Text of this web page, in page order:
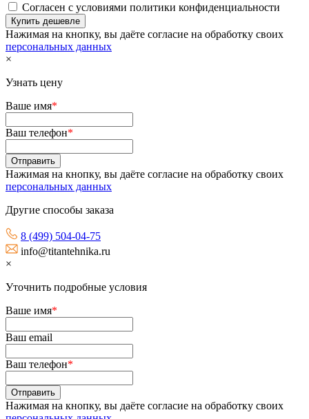
Согласен с условиями политики конфиденциальности
Нажимая на кнопку, вы даёте согласие на обработку своих
персональных данных
×
Узнать цену
Ваше имя*
Ваш телефон*
Нажимая на кнопку, вы даёте согласие на обработку своих
персональных данных
Другие способы заказа
8 (499) 504-04-75
info@titantehnika.ru
×
Уточнить подробные условия
Ваше имя*
Ваш email
Ваш телефон*
Нажимая на кнопку, вы даёте согласие на обработку своих